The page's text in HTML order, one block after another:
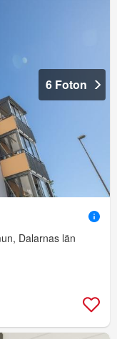
6 Foton
Dalarnas län